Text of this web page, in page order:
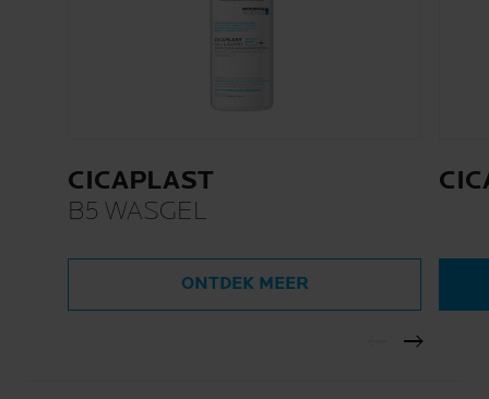
CICAPLAST
B5 WASGEL
ONTDEK MEER